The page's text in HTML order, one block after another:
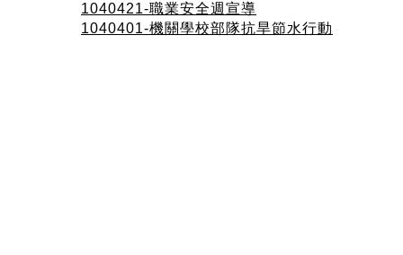
1040421-職業安全週宣導
1040401-機關學校部隊抗旱節水行動